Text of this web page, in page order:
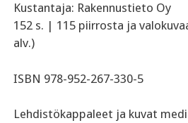
Kustantaja: Rakennustieto Oy
152 s. | 115 piirrosta ja
alv.)
ISBN 978-952-267-330-5
Lehdistökappaleet ja kuvat